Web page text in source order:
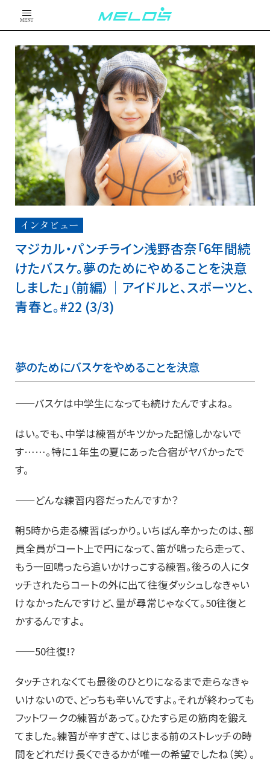
MENU
インタビュー
マジカル・パンチライン浅野杏奈「6年間続
けたバスケ。夢のためにやめることを決意
しました」（前編）│アイドルと、スポーツと、
青春と。#22 (3/3)
夢のためにバスケをやめることを決意
——バスケは中学生になっても続けたんですよね。
はい。でも、中学は練習がキツかった記憶しかないで
す……。特に１年生の夏にあった合宿がヤバかったで
す。
——どんな練習内容だったんですか？
朝5時から走る練習ばっかり。いちばん辛かったのは、部
員全員がコート上で円になって、笛が鳴ったら走って、
もう一回鳴ったら追いかけっこする練習。後ろの人にタ
ッチされたらコートの外に出て往復ダッシュしなきゃい
けなかったんですけど、量が尋常じゃなくて。50往復と
かするんですよ。
——50往復!?
タッチされなくても最後のひとりになるまで走らなきゃ
いけないので、どっちも辛いんですよ。それが終わっても
フットワークの練習があって。ひたすら足の筋肉を鍛え
てました。練習が辛すぎて、はじまる前のストレッチの時
間をどれだけ長くできるかが唯一の希望でしたね（笑）。